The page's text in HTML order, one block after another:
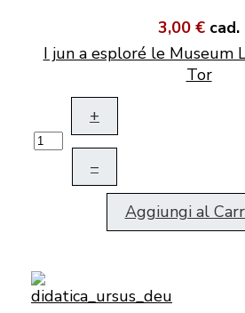
3,00 € cad.
I jun a esploré le Museum
Tor
+
–
Aggiungi al